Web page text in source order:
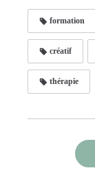
formation
créatif
thérapie